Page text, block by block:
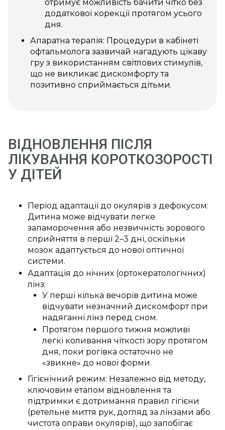
отримує можливість бачити чітко без
додаткової корекції протягом усього
дня.
Апаратна терапія: Процедури в кабінеті
офтальмолога зазвичай нагадують цікаву
гру з використанням світлових стимулів,
що не викликає дискомфорту та
позитивно сприймається дітьми.
ВІДНОВЛЕННЯ ПІСЛЯ
ЛІКУВАННЯ КОРОТКОЗОРОСТІ
У ДІТЕЙ
Період адаптації до окулярів з дефокусом:
Дитина може відчувати легке
запаморочення або незвичність зорового
сприйняття в перші 2–3 дні, оскільки
мозок адаптується до нової оптичної
системи.
Адаптація до нічних (ортокератологічних)
лінз:
У перші кілька вечорів дитина може
відчувати незначний дискомфорт при
надяганні лінз перед сном.
Протягом першого тижня можливі
легкі коливання чіткості зору протягом
дня, поки рогівка остаточно не
«звикне» до нової форми.
Гігієнічний режим: Незалежно від методу,
ключовим етапом відновлення та
підтримки є дотримання правил гігієни
(ретельне миття рук, догляд за лінзами або
чистота оправи окулярів), що запобігає